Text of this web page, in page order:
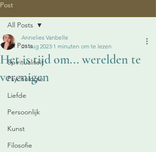
Post
All Posts
Spiritualiteit
Psychologie
Liefde
Persoonlijk
Kunst
Filosofie
All Posts
Het is tijd om... werelden te
verenigen
Annelies Vanbelle
21 aug 2023 1 minuten om te lezen